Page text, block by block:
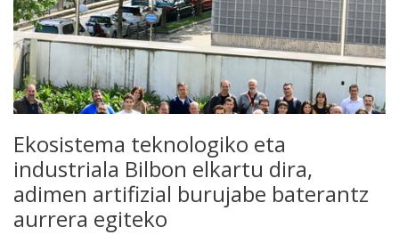
Ekosistema teknologiko eta
industriala Bilbon elkartu dira,
adimen artifizial burujabe baterantz
aurrera egiteko